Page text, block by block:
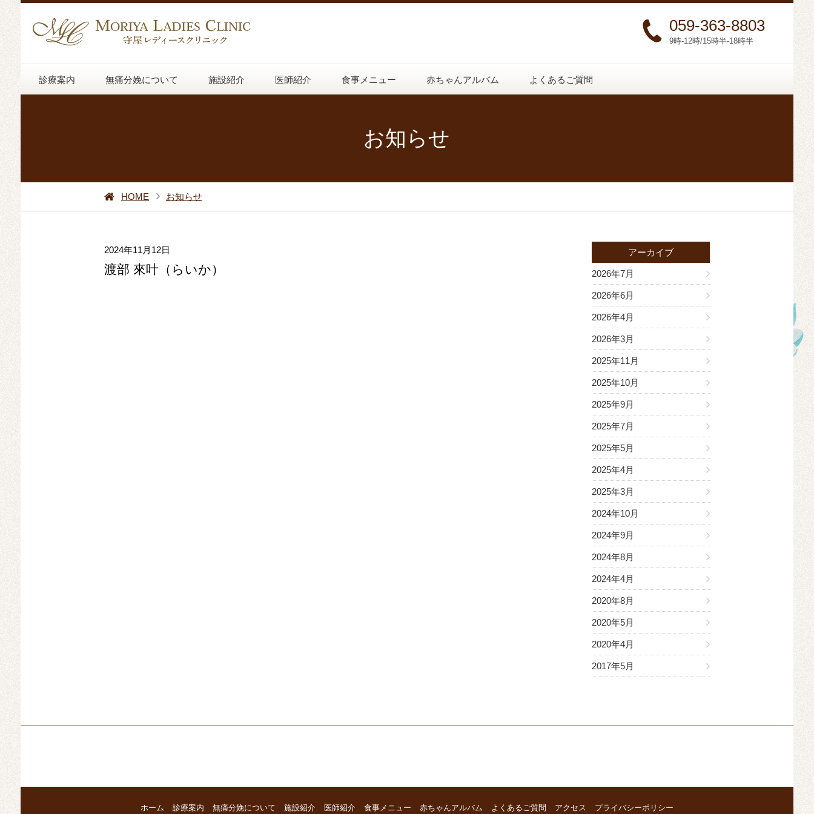
059-363-8803
9時-12時/15時半-18時半
診療案内 無痛分娩について 施設紹介 医師紹介 食事メニュー 赤ちゃんアルバム よくあるご質問
お知らせ
HOME お知らせ
2024年11月12日
渡部 來叶（らいか）
アーカイブ
2026年7月
2026年6月
2026年4月
2026年3月
2025年11月
2025年10月
2025年9月
2025年7月
2025年5月
2025年4月
2025年3月
2024年10月
2024年9月
2024年8月
2024年4月
2020年8月
2020年5月
2020年4月
2017年5月
ホーム 診療案内 無痛分娩について 施設紹介 医師紹介 食事メニュー 赤ちゃんアルバム よくあるご質問 アクセス プライバシーポリシー